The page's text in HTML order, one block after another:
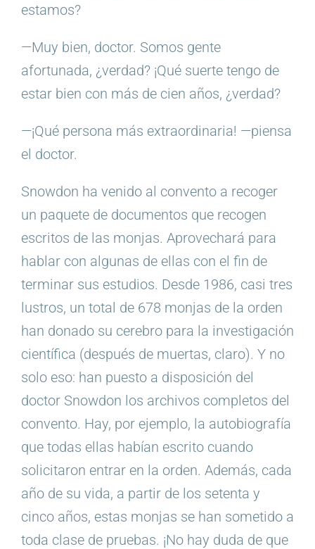
estamos?
—Muy bien, doctor. Somos gente
afortunada, ¿verdad? ¡Qué suerte tengo de
estar bien con más de cien años, ¿verdad?
—¡Qué persona más extraordinaria! —piensa
el doctor.
Snowdon ha venido al convento a recoger
un paquete de documentos que recogen
escritos de las monjas. Aprovechará para
hablar con algunas de ellas con el fin de
terminar sus estudios. Desde 1986, casi tres
lustros, un total de 678 monjas de la orden
han donado su cerebro para la investigación
científica (después de muertas, claro). Y no
solo eso: han puesto a disposición del
doctor Snowdon los archivos completos del
convento. Hay, por ejemplo, la autobiografía
que todas ellas habían escrito cuando
solicitaron entrar en la orden. Además, cada
año de su vida, a partir de los setenta y
cinco años, estas monjas se han sometido a
toda clase de pruebas. ¡No hay duda de que